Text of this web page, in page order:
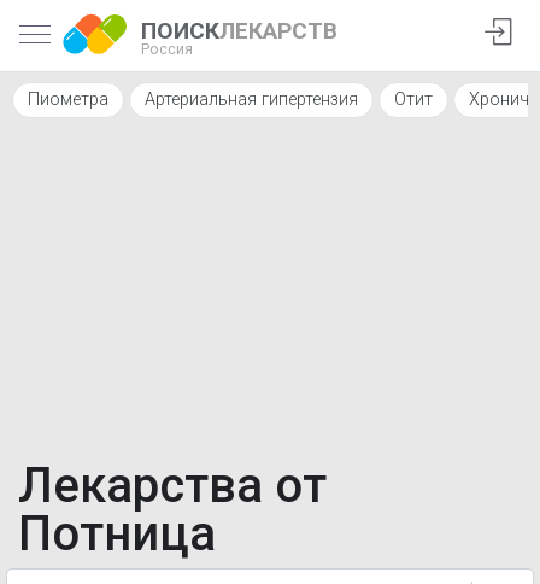
ПОИСКЛЕКАРСТВ
Россия
Пиометра Артериальная гипертензия Отит
Лекарства от
Потница